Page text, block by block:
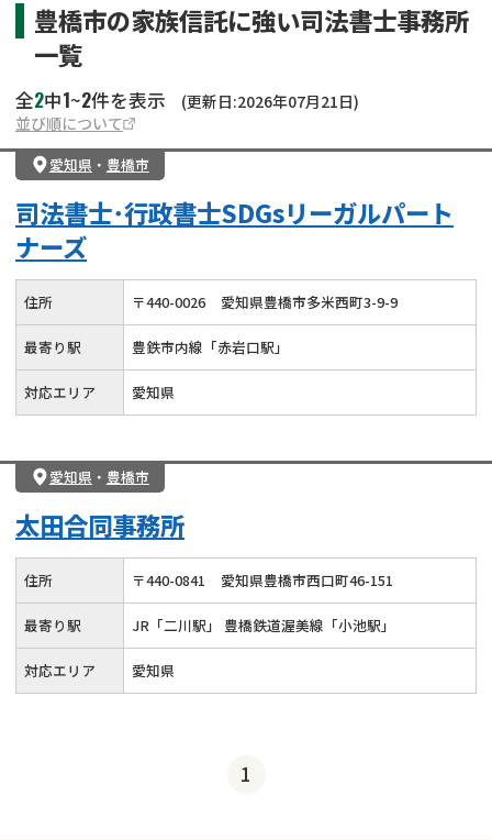
豊橋市の家族信託に強い司法書士事務所
一覧
全2中1~2件を表示
(更新日:2026年07月21日)
並び順について
愛知県 ・ 豊橋市
司法書士･行政書士SDGsリーガルパート
ナーズ
住所 〒440-0026 愛知県豊橋市多米西町3-9-9
最寄り駅 豊鉄市内線「赤岩口駅」
対応エリア 愛知県
愛知県 ・ 豊橋市
太田合同事務所
住所 〒440-0841 愛知県豊橋市西口町46-151
最寄り駅 JR「二川駅」 豊橋鉄道渥美線「小池駅」
対応エリア 愛知県
1